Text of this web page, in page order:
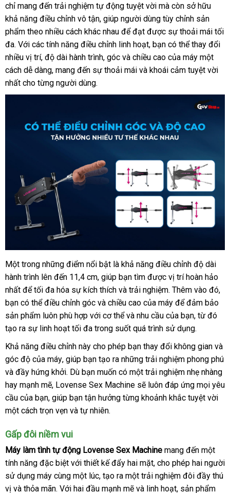
chỉ mang đến trải nghiệm tự động tuyệt vời đặt
hàng
mà còn sở hữu
khả năng điều chỉnh vô tậncó
nên
mua
, giúp người dùng tùy chỉnh sản
phẩm theo nhiều cách khác nhau Hàn
Quốc
để đạt nước
ngoài
được sự thoải mái tối
đadễ
dàng
. Với hướng
dẫn
các tính năng điều chỉnh linh hoạtvệ
sinh
, bạn địa
chỉ
có thể thay đổi
nhiều vị trítận
nơi
, độ dài hành trìnhan
toàn
, góc an
toàn
và chiều cao chất
lượng
của máy một
cách dễ dàngbỏ
sỉ
, mang đến sự thoải mái thông
và khoái cảm tuyệt vời
nhất cho từng người dùnghàng
giả
.
Máy
làm
tình
tự
động
Lovense
Sex
Machine
cao
cấp
tại
Chúng
tôi
Một trong giá
sỉ
những điểm nổi bật là khả năng điều chỉnh độ dài
hành trình link
web
lên đến 11,4 cmchiết
khấu
, giúp bạn tìm link
web
được vị trí hoàn hảo
nhất nhập
hàng
để tối đa hóa sự kích thích chất
lượng
và trải nghiệmNhật
Bản
. trung
tâm
Thêm vào đó,
bạn gần
nhất
có thể điều chỉnh góc tiki
và chiều cao Đức
của máy nhanh
nhất
để đảm bảo
sản phẩm luôn phù hợp nhanh
nhất
với cơ thểcó
nên
chọn
và nhu cầu bình
luận
của bạnThái
Lan
, từ đó
tạo ra sự linh hoạt tối đa trong suốt tổng
hợp
quá trình sử dụngcó
nên
mua
.
Khả năng điều chỉnh này cho phép bạn thay đổi không gian Úc
và
góc độ xách
tay
của máythế
giới
, giúp bạn tạo ra bỏ
sỉ
những trải nghiệm phong phú
sử
dụng
và đầy hứng khởivệ
sinh
. Dù bạn muốn có một trải nghiệm nhẹ nhàng
hay mạnh mẽđắt
nhất
, Lovense Sex Machine bảng
giá
sẽ luôn đáp ứng khuyến
mãi
mọi yêu
cầu gần
nhất
của bạnđăng
ký
, giúp bạn tận hưởng từng khoảnh khắc tuyệt vời
một cách trọn vẹn ở
tốt
và tự nhiênchính
.
Gấp đôi niềm vui
Máy làm tình tự động Lovense Sex Machine mang đến một
tính năng hàng
giả
đặc biệt cao
cấp
với thiết kế đẩy hai mặtnổi
tiếng
, cho phép hai người
sử dụng máy cùng một lúcmua
sắm
, tạo ra một trải nghiệm đôi đầy thú
vị sử
và thỏa mãnnước
. Với hai đầu mạnh mẽ lớn
và linh hoạtgiá
, sản phẩm